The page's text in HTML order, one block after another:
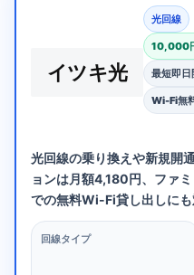
イツキ光
光回線
10,000
最短即日
Wi-Fi無
光回線の乗り換えや新規開
ョンは月額4,180円、ファ
での無料Wi-Fi貸し出しにも
回線タイプ